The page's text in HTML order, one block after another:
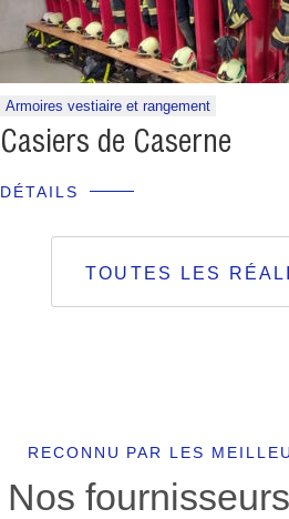
Armoires vestiaire et rangement
Casiers de Caserne
DÉTAILS
TOUTES LES
RECONNU PAR LES
Nos